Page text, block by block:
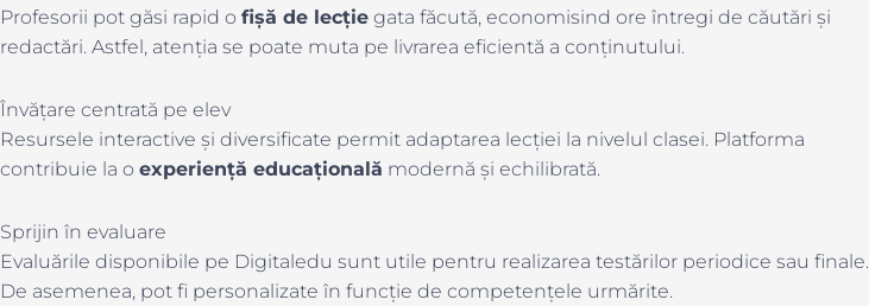
Profesorii pot găsi rapid o fișă de lecție gata făcută, economisind ore întregi de căutări și
redactări. Astfel, atenția se poate muta pe livrarea eficientă a conținutului.
Învățare centrată pe elev
Resursele interactive și diversificate permit adaptarea lecției la nivelul clasei. Platforma
contribuie la o experiență educațională modernă și echilibrată.
Sprijin în evaluare
Evaluările disponibile pe Digitaledu sunt utile pentru realizarea testărilor periodice sau finale.
De asemenea, pot fi personalizate în funcție de competențele urmărite.